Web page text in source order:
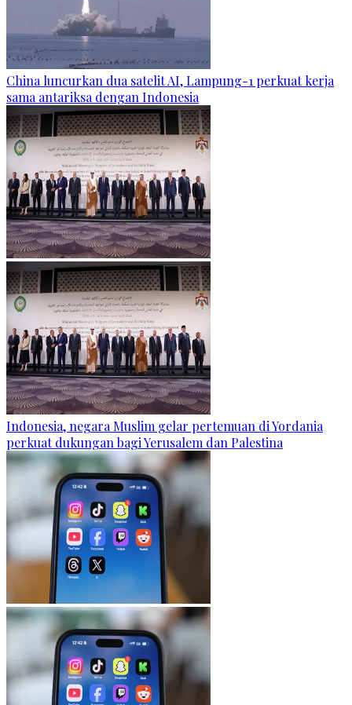
China luncurkan dua satelit AI, Lampung-1 perkuat kerja
sama antariksa dengan Indonesia
Indonesia, negara Muslim gelar pertemuan di Yordania
perkuat dukungan bagi Yerusalem dan Palestina